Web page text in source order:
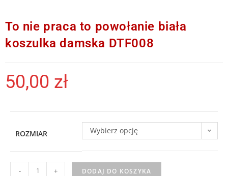
To nie praca to powołanie biała
koszulka damska DTF008
50,00 zł
ROZMIAR Wybierz opcję
- + DODAJ DO KOSZYKA